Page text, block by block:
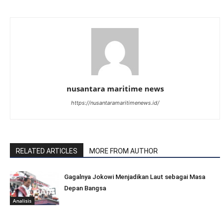
nusantara maritime news
https://nusantaramaritimenews.id/
RELATED ARTICLES MORE FROM AUTHOR
Analisis
Gagalnya Jokowi Menjadikan Laut sebagai Masa
Depan Bangsa